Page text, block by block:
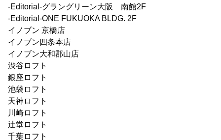
-Editorial-グラングリーン大阪 南館2F
-Editorial-ONE FUKUOKA BLDG. 2F
イノブン 京橋店
イノブン四条本店
イノブン大和郡山店
渋谷ロフト
銀座ロフト
池袋ロフト
天神ロフト
川崎ロフト
辻堂ロフト
千葉ロフト